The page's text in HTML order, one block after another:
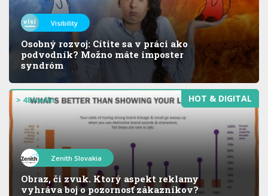
Visibility
Osobný rozvoj: Cítite sa v práci ako
podvodník? Možno máte imposter
syndróm
HOT & DIGITAL
> 48 hodín
Zenith Slovakia
Obraz, či zvuk. Ktorý aspekt reklamy
vyhráva boj o pozornosť zákazníkov?